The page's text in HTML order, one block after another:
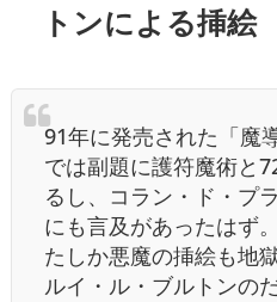
トンによる挿絵
91年に発売された「魔
では副題に護符魔術と
るし、コラン・ド・プ
にも言及があったはず。
たしか悪魔の挿絵も地
ルイ・ル・ブルトンのだ